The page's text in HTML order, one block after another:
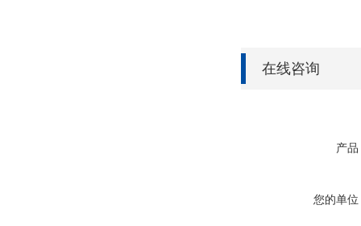
在线咨询
产品
您的单位